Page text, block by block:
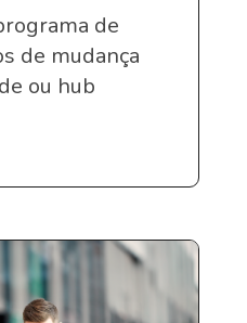
de
de mudança
ou hub